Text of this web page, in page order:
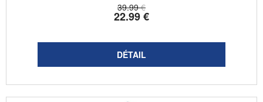
39.99 €
22.99€